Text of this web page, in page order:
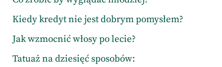
Kiedy kredyt nie jest dobrym pomysłem?
Jak wzmocnić włosy po lecie?
Tatuaż na dziesięć sposobów: